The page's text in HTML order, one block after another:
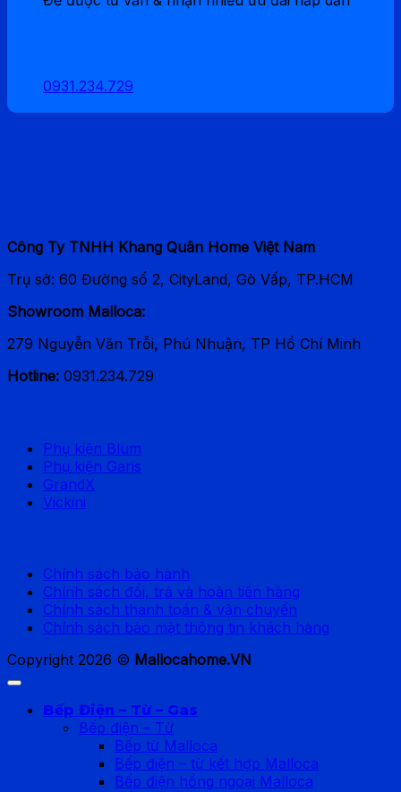
908.000 ₫. là:
0931.234.729
Công Ty TNHH Khang Quân Home Việt Nam
Trụ sở: 60 Đường số 2, CityLand, Gò Vấp, TP.HCM
Showroom Malloca:
279 Nguyễn Văn Trỗi, Phú Nhuận, TP Hồ Chí Minh
Hotline: 0931.234.729
Phụ kiện Blum
Phụ kiện Garis
GrandX
Vickini
Chính sách bảo hành
Chính sách đổi, trả và hoàn tiền hàng
Chính sách thanh toán & vận chuyển
Chính sách bảo mật thông tin khách hàng
Copyright 2026 © Mallocahome.VN
Bếp Điện – Từ – Gas
Bếp điện – Từ
Bếp từ Malloca
Bếp điện – từ kết hợp Malloca
Bếp điện hồng ngoại Malloca